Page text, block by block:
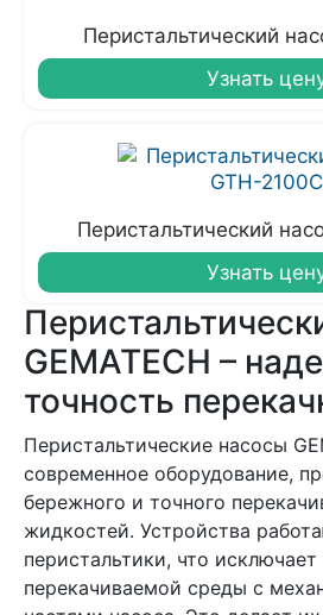
Перистальтический
Узнать
Перистальтический
Узнать
GEMATECH –
точность
Перистальтические насосы
современное оборудование,
бережного и точного
жидкостей. Устройства
перистальтики, что исключает
перекачиваемой среды с